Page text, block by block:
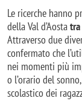
Le ricerche hanno
della Val d’Aosta
Attraverso due
confermato che
nei momenti più
o l’orario del
scolastico dei